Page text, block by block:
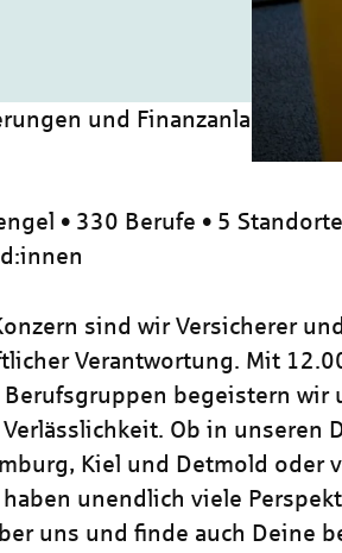
und Finanzanlagen
• 330 Berufe • 5
sind wir Versicherer
Verantwortung. Mit
begeistern wir
Ob in unseren
Kiel und Detmold oder
unendlich viele
uns und finde auch Deine